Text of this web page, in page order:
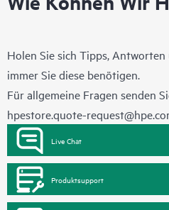
Holen Sie sich Tipps,
immer Sie diese benötigen.
Für allgemeine Fragen senden
hpestore.quote-
Live Chat
Produktsupport